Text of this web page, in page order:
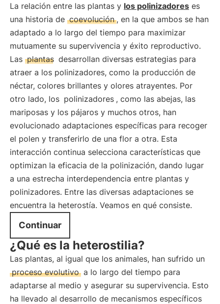
La relación entre las plantas y los polinizadores es
una historia de coevolución , en la que ambos se han
adaptado a lo largo del tiempo para maximizar
mutuamente su supervivencia y éxito reproductivo.
Las plantas desarrollan diversas estrategias para
atraer a los polinizadores, como la producción de
néctar, colores brillantes y olores atrayentes. Por
otro lado, los polinizadores , como las abejas, las
mariposas y los pájaros y muchos otros, han
evolucionado adaptaciones específicas para recoger
el polen y transferirlo de una flor a otra. Esta
interacción continua selecciona características que
optimizan la eficacia de la polinización, dando lugar
a una estrecha interdependencia entre plantas y
polinizadores. Entre las diversas adaptaciones se
encuentra la heterostía. Veamos en qué consiste.
Continuar
¿Qué es la heterostilia?
Las plantas, al igual que los animales, han sufrido un
proceso evolutivo a lo largo del tiempo para
adaptarse al medio y asegurar su supervivencia. Esto
ha llevado al desarrollo de mecanismos específicos